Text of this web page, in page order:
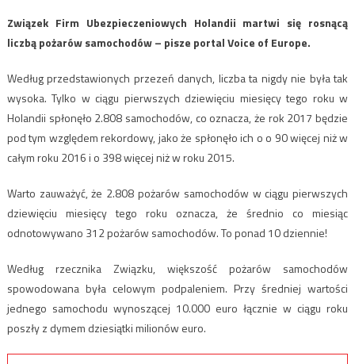
Związek Firm Ubezpieczeniowych Holandii martwi się rosnącą
liczbą pożarów samochodów – pisze portal Voice of Europe.
Według przedstawionych przezeń danych, liczba ta nigdy nie była tak
wysoka. Tylko w ciągu pierwszych dziewięciu miesięcy tego roku w
Holandii spłonęło 2.808 samochodów, co oznacza, że rok 2017 będzie
pod tym względem rekordowy, jako że spłonęło ich o o 90 więcej niż w
całym roku 2016 i o 398 więcej niż w roku 2015.
Warto zauważyć, że 2.808 pożarów samochodów w ciągu pierwszych
dziewięciu miesięcy tego roku oznacza, że średnio co miesiąc
odnotowywano 312 pożarów samochodów. To ponad 10 dziennie!
Według rzecznika Związku, większość pożarów samochodów
spowodowana była celowym podpaleniem. Przy średniej wartości
jednego samochodu wynoszącej 10.000 euro łącznie w ciągu roku
poszły z dymem dziesiątki milionów euro.